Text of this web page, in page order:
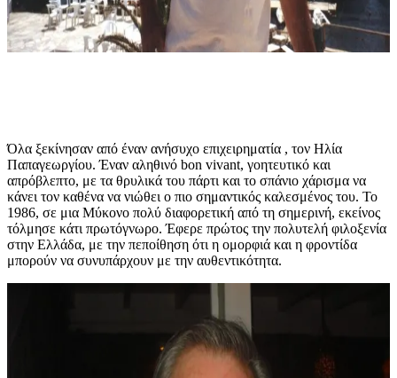
Όλα ξεκίνησαν από έναν ανήσυχο επιχειρηματία , τον Ηλία
Παπαγεωργίου. Έναν αληθινό bon vivant, γοητευτικό και
απρόβλεπτο, με τα θρυλικά του πάρτι και το σπάνιο χάρισμα να
κάνει τον καθένα να νιώθει ο πιο σημαντικός καλεσμένος του. Το
1986, σε μια Μύκονο πολύ διαφορετική από τη σημερινή, εκείνος
τόλμησε κάτι πρωτόγνωρο. Έφερε πρώτος την πολυτελή φιλοξενία
στην Ελλάδα, με την πεποίθηση ότι η ομορφιά και η φροντίδα
μπορούν να συνυπάρχουν με την αυθεντικότητα.